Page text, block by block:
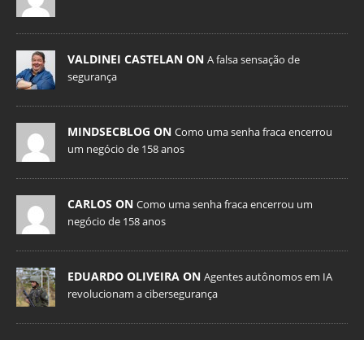
VALDINEI CASTELAN ON A falsa sensação de
segurança
MINDSECBLOG ON Como uma senha fraca encerrou
um negócio de 158 anos
CARLOS ON Como uma senha fraca encerrou um
negócio de 158 anos
EDUARDO OLIVEIRA ON Agentes autônomos em IA
revolucionam a cibersegurança